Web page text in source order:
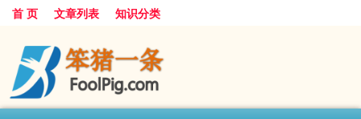
首 页 文章列表 知识分类